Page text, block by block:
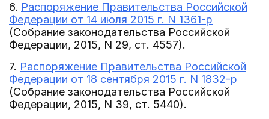
6. Распоряжение Правительства Российской
Федерации от 14 июля 2015 г. N 1361-р
(Собрание законодательства Российской
Федерации, 2015, N 29, ст. 4557).
7. Распоряжение Правительства Российской
Федерации от 18 сентября 2015 г. N 1832-р
(Собрание законодательства Российской
Федерации, 2015, N 39, ст. 5440).